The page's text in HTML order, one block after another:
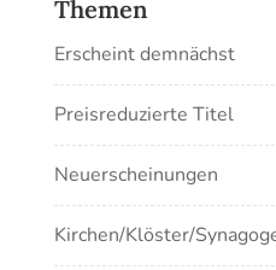
Themen
Erscheint demnächst
Preisreduzierte Titel
Neuerscheinungen
Kirchen/Klöster/